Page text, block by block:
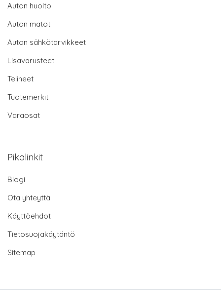
Auton huolto
Auton matot
Auton sähkötarvikkeet
Lisävarusteet
Telineet
Tuotemerkit
Varaosat
Pikalinkit
Blogi
Ota yhteyttä
Käyttöehdot
Tietosuojakäytäntö
Sitemap